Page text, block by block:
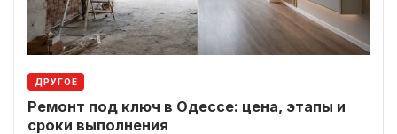
ДРУГОЕ
Ремонт под ключ в Одессе: цена, этапы и
сроки выполнения